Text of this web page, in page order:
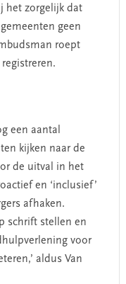
het zorgelijk dat
geen
roept
een aantal
kijken naar de
de uitval in het
en ‘inclusief’
afhaken.
schrift stellen en
voor
aldus Van